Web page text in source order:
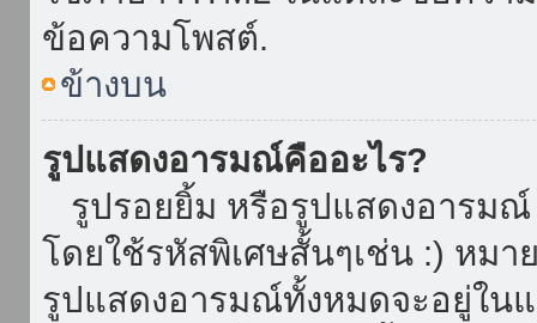
ข้อความโพสต์.
ข้างบน
รูปแสดงอารมณ์คืออะไร?
รูปรอยยิ้ม หรือรูปแสดงอารมณ์
โดยใช้รหัสพิเศษสั้นๆเช่น :) หมา
รูปแสดงอารมณ์ทั้งหมดจะอยู่ใ